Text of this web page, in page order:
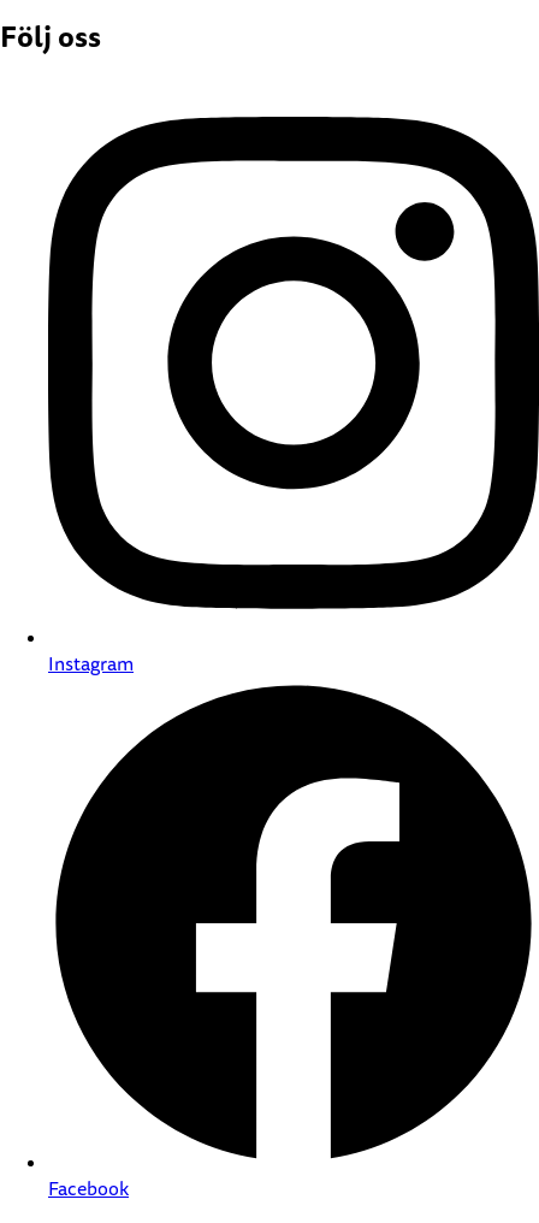
Följ oss
Instagram
Facebook